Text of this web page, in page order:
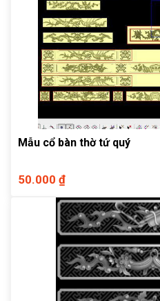
Mẫu cổ bàn thờ tứ quý
50.000 ₫